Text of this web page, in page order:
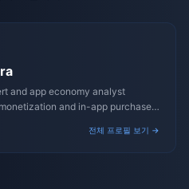
and app economy analyst
and in-app purchase
전체 프로필 보기 →